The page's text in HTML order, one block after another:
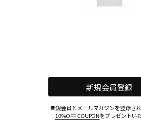
新規会員登録
新規会員とメールマガジンを登録さ
10%OFF COUPONをプレゼントい